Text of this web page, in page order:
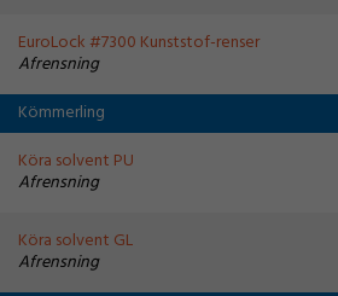
EuroLock #7300 Kunststof-renser
Afrensning
Kömmerling
Köra solvent PU
Afrensning
Köra solvent GL
Afrensning